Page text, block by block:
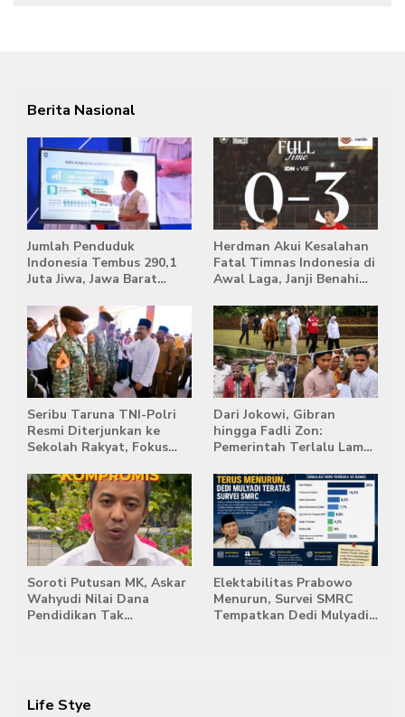
Berita Nasional
Jumlah Penduduk
Indonesia Tembus 290,1
Juta Jiwa, Jawa Barat
Terpadat
Herdman Akui Kesalahan
Fatal Timnas Indonesia di
Awal Laga, Janji Benahi
Singapura
Seribu Taruna TNI-Polri
Resmi Diterjunkan ke
Sekolah Rakyat, Fokus
Kemandirian Siswa
Dari Jokowi, Gibran
hingga Fadli Zon:
Pemerintah Terlalu Lama
Stockpile Batu Bara Masih
Mengepung Candi Muaro
Jambi
Soroti Putusan MK, Askar
Wahyudi Nilai Dana
Pendidikan Tak
Elektabilitas Prabowo
Menurun, Survei SMRC
Tempatkan Dedi Mulyadi
Life Stye